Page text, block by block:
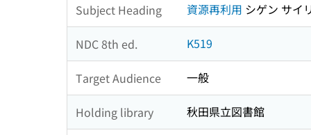
Subject Heading 資源再利用 シゲン サイ
NDC 8th ed. K519
Target Audience 一般
Holding library 秋田県立図書館